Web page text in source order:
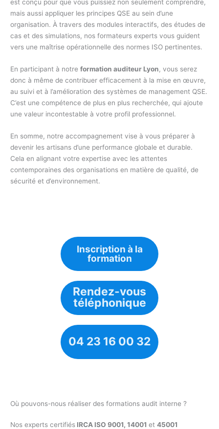
est conçu pour que vous puissiez non seulement comprendre,
mais aussi appliquer les principes QSE au sein d’une
organisation. À travers des modules interactifs, des études de
cas et des simulations, nos formateurs experts vous guident
vers une maîtrise opérationnelle des normes ISO pertinentes.
En participant à notreformation auditeur Lyon, vous serez
donc à même de contribuer efficacement à la mise en œuvre,
au suivi et à l’amélioration des systèmes de management QSE.
C’est une compétence de plus en plus recherchée, qui ajoute
une valeur incontestable à votre profil professionnel.
En somme, notre accompagnement vise à vous préparer à
devenir les artisans d’une performance globale et durable.
Cela en alignant votre expertise avec les attentes
contemporaines des organisations en matière de qualité, de
sécurité et d’environnement.
Inscription à la
formation
Rendez-vous
téléphonique
04 23 16 00 32
Où pouvons-nous réaliser des formations audit interne ?
Nos experts certifiés IRCA ISO 9001, 14001et45001